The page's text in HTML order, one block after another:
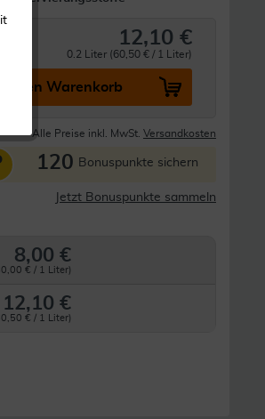
12,10 €
0.2 Liter (60,50 € / 1 Liter)
In den Warenkorb
Alle Preise inkl. MwSt. Versandkosten
120 Bonuspunkte sichern
Jetzt Bonuspunkte sammeln
8,00 €
€ / 1 Liter)
12,10 €
€ / 1 Liter)